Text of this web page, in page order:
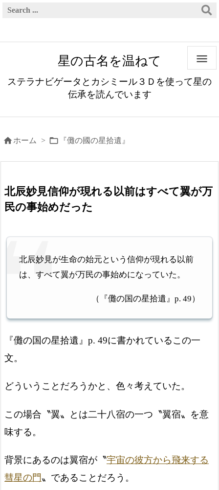
星の古名を温ねて
ステラナビゲータとカシミール３Ｄを使って星の
伝承を読んでいます

 ホーム >  『儺の國の星拾遺』
北辰妙見信仰が現れる以前はすべて翼が万
民の事始めだった
北辰妙見が生命の始元という信仰が現れる以前
は、すべて翼が万民の事始めになっていた。
（『儺の国の星拾遺』p. 49）
『儺の国の星拾遺』p. 49に書かれているこの一
文。
どういうことだろうかと、色々考えていた。
この場合〝翼〟とは二十八宿の一つ〝翼宿〟を意
味する。
背景にあるのは翼宿が〝宇宙の彼方から飛来する
彗星の門〟であることだろう。